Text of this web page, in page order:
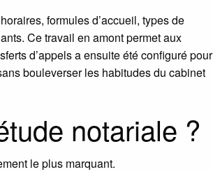
formules d’accueil, types de
Ce travail en amont permet aux
d’appels a ensuite été configuré pour
bouleverser les habitudes du cabinet
notariale ?
le plus marquant.